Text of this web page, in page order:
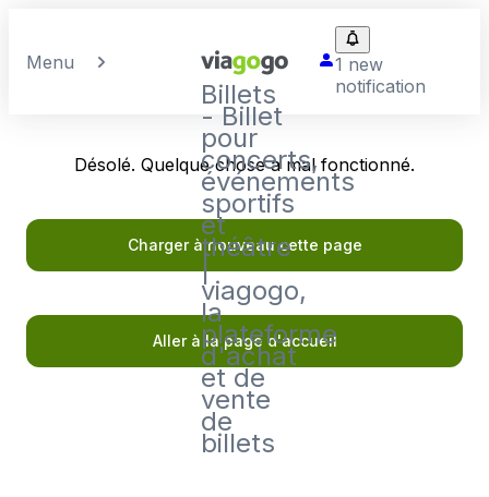
Menu
Billets
- Billet
pour
concerts,
événements
sportifs
et
théâtre
|
viagogo,
la
plateforme
d'achat
et de
vente
de
billets
1 new
notification
Désolé. Quelque chose a mal fonctionné.
Charger à nouveau cette page
Aller à la page d'accueil